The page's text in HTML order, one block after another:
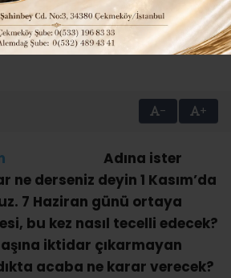
1 KASIM’DA
- +
Adına ister
ne derseniz deyin 1 Kasım’da
7 Haziran günü ortaya
bu kez nasıl tecelli edecek?
iktidar çıkarmayan
acaba ne karar verecek?